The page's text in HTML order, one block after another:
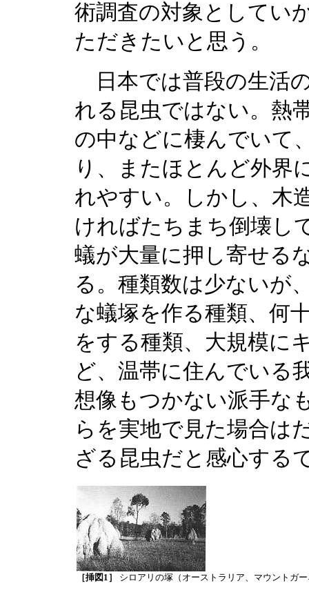
術調査の対象としてい
ただきたいと思う。
日本では普段の生活
れる昆虫ではない。熱
の中などに棲んでいて
り、またほとんど外界
れやすい。しかし、木
ければたちまち倒壊し
蟻が大量に押し寄せる
る。種類数は少ないが
な蟻塚を作る種類、何
をする種類、大規模に
ど、温帯に住んでいる
想像もつかない派手な
らを実地で見た場合は
ざる昆虫だと感心する
［挿図1］ シロアリの塚（オーストラリア、マウントガ